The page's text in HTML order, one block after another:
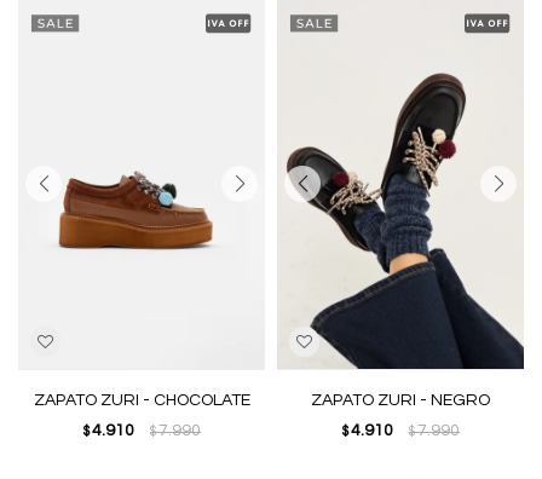
ZAPATO ZURI - CHOCOLATE
$ 4.910 $7.990
ZAPATO ZURI - NEGRO
$ 4.910 $7.990